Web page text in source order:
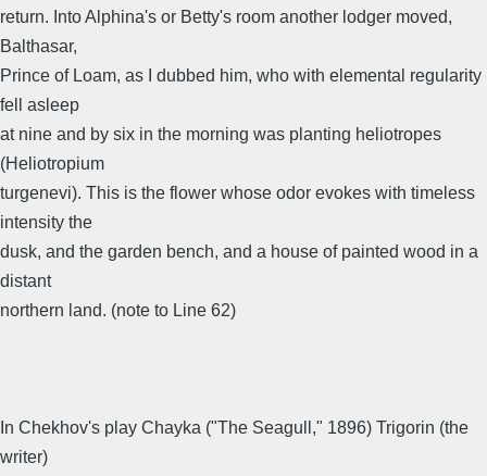
return. Into Alphina's or Betty's room another lodger moved,
Balthasar,
Prince of Loam, as I dubbed him, who with elemental regularity
fell asleep
at nine and by six in the morning was planting heliotropes
(Heliotropium
turgenevi). This is the flower whose odor evokes with timeless
intensity the
dusk, and the garden bench, and a house of painted wood in a
distant
northern land. (note to Line 62)
In Chekhov's play Chayka ("The Seagull," 1896) Trigorin (the
writer)